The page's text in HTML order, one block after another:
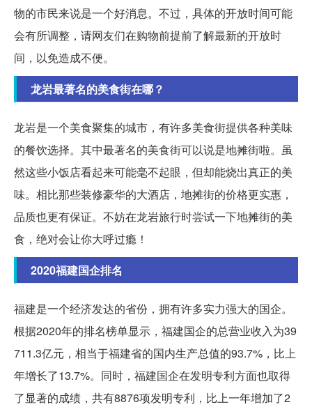
物的市民来说是一个好消息。不过，具体的开放时间可能
会有所调整，请网友们在购物前提前了解最新的开放时
间，以免造成不便。
龙岩最著名的美食街在哪？
龙岩是一个美食聚集的城市，有许多美食街提供各种美味
的餐饮选择。其中最著名的美食街可以说是地摊街啦。虽
然这些小饭店看起来可能毫不起眼，但却能烧出真正的美
味。相比那些装修豪华的大酒店，地摊街的价格更实惠，
品质也更有保证。不妨在龙岩旅行时尝试一下地摊街的美
食，绝对会让你大呼过瘾！
2020福建国企排名
福建是一个经济发达的省份，拥有许多实力强大的国企。
根据2020年的排名榜单显示，福建国企的总营业收入为39
711.3亿元，相当于福建省的国内生产总值的93.7%，比上
年增长了13.7%。同时，福建国企在发明专利方面也取得
了显著的成绩，共有8876项发明专利，比上一年增加了2